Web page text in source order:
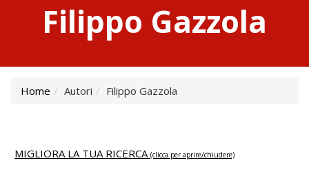
Filippo Gazzola
Home Autori Filippo Gazzola
MIGLIORA LA TUA RICERCA (clicca per aprire/chiudere)